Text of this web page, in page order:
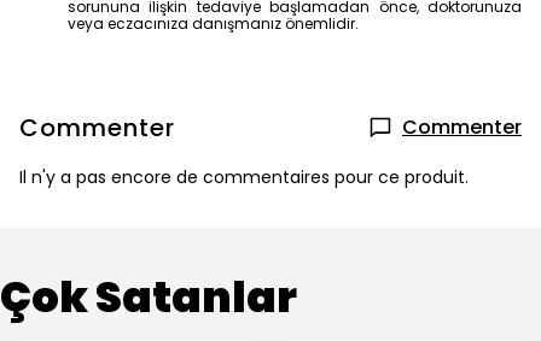
sorununa ilişkin tedaviye başlamadan önce, doktorunuza
veya eczacınıza danışmanız önemlidir.
Commenter Commenter
Il n'y a pas encore de commentaires pour ce produit.
Çok Satanlar